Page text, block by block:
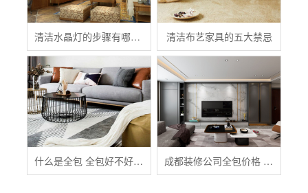
清洁水晶灯的步骤有哪些？ 清洁布艺家具的五大禁忌
什么是全包 全包好不好 全包装修注意事项有哪些 成都装修公司全包价格 成都全包装修多少钱一平